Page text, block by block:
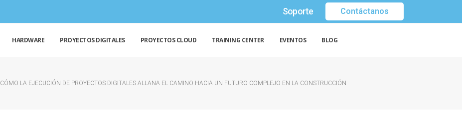
Soporte Contáctanos
HARDWARE PROYECTOS DIGITALES PROYECTOS CLOUD TRAINING CENTER EVENTOS BLOG
CÓMO LA EJECUCIÓN DE PROYECTOS DIGITALES ALLANA EL CAMINO HACIA UN FUTURO COMPLEJO EN LA CONSTRUCCIÓN